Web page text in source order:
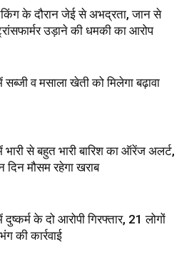
के दौरान जेई से अभद्रता, जान से
उड़ाने की धमकी का आरोप
सब्जी व मसाला खेती को मिलेगा बढ़ावा
भारी से बहुत भारी बारिश का ऑरेंज अलर्ट,
मौसम रहेगा खराब
दुष्कर्म के दो आरोपी गिरफ्तार, 21 लोगों
की कार्रवाई